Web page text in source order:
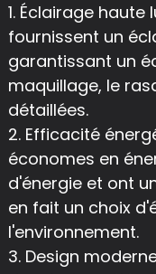
1. Éclairage haute
fournissent un
garantissant un
maquillage, le
détaillées.
2. Efficacité
économes en
d'énergie et ont
en fait un choix
l'environnement.
3. Design